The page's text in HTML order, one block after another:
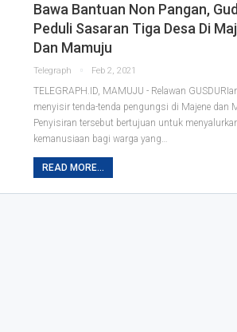
Bawa Bantuan Non Pangan,
Peduli Sasaran Tiga Desa Di
Dan Mamuju
Telegraph Feb 2, 2021
TELEGRAPH.ID, MAMUJU - Relawan
menyisir tenda-tenda pengungsi di Majene dan
Penyisiran tersebut bertujuan untuk
kemanusiaan bagi warga yang…
READ MORE...